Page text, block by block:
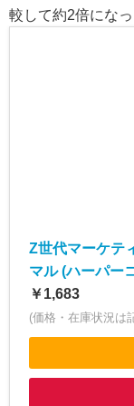
較して約2倍になっ
Z世代マーケテ
マル (ハーパー
￥1,683
(価格・在庫状況は